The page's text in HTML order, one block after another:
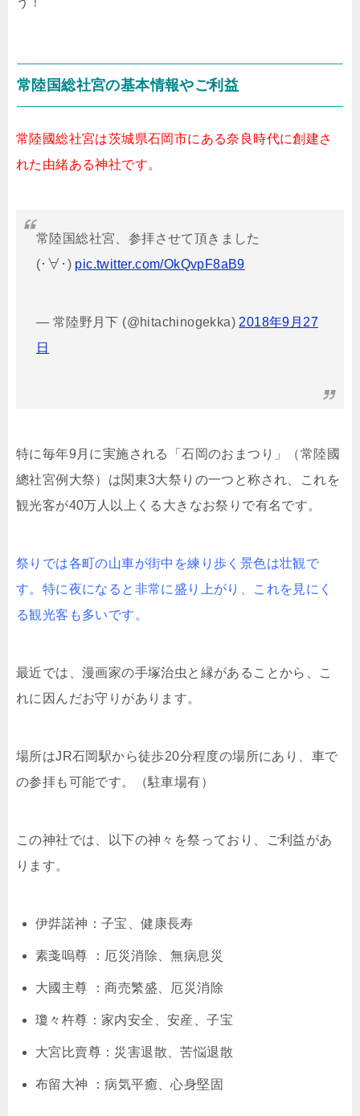
常陸国総社宮の基本情報やご利益
常陸國総社宮は茨城県石岡市にある奈良時代に創建さ
れた由緒ある神社です。
常陸国総社宮、参拝させて頂きました
(･∀･) pic.twitter.com/OkQvpF8aB9
— 常陸野月下 (@hitachinogekka) 2018年9月27
日
特に毎年9月に実施される「石岡のおまつり」（常陸國
總社宮例大祭）は関東3大祭りの一つと称され、これを
観光客が40万人以上くる大きなお祭りで有名です。
祭りでは各町の山車が街中を練り歩く景色は壮観で
す。特に夜になると非常に盛り上がり、これを見にく
る観光客も多いです。
最近では、漫画家の手塚治虫と縁があることから、こ
れに因んだお守りがあります。
場所はJR石岡駅から徒歩20分程度の場所にあり、車で
の参拝も可能です。（駐車場有）
この神社では、以下の神々を祭っており、ご利益があ
ります。
伊弉諾神：子宝、健康長寿
素戔嗚尊 ：厄災消除、無病息災
大國主尊 ：商売繁盛、厄災消除
瓊々杵尊：家内安全、安産、子宝
大宮比賣尊：災害退散、苦悩退散
布留大神 ：病気平癒、心身堅固